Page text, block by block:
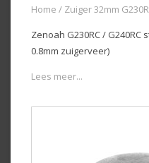
Home / Zuiger 32mm
Zenoah G230RC /
0.8mm zuigerveer)
Lees meer...